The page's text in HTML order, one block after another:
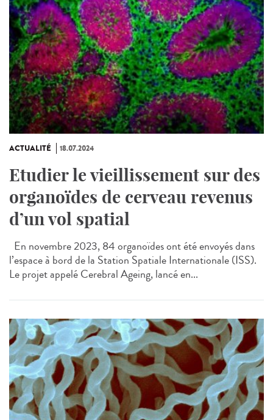
ACTUALITÉ 18.07.2024
Etudier le vieillissement sur des
organoïdes de cerveau revenus
d’un vol spatial
En novembre 2023, 84 organoïdes ont été envoyés dans
l’espace à bord de la Station Spatiale Internationale (ISS).
Le projet appelé Cerebral Ageing, lancé en...